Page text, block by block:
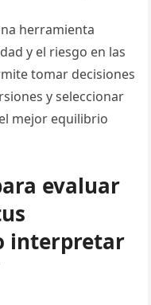
herramienta
y el riesgo en las
tomar decisiones
y seleccionar
mejor equilibrio
evaluar
interpretar